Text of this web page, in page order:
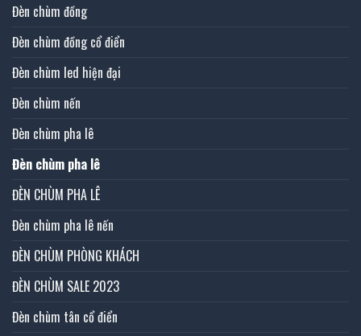
Đèn chùm đồng
Đèn chùm đồng cổ điển
Đèn chùm led hiện đại
Đèn chùm nến
Đèn chùm pha lê
Đèn chùm pha lê
ĐÈN CHÙM PHA LÊ
Đèn chùm pha lê nến
ĐÈN CHÙM PHÒNG KHÁCH
ĐÈN CHÙM SALE 2023
Đèn chùm tân cổ điển